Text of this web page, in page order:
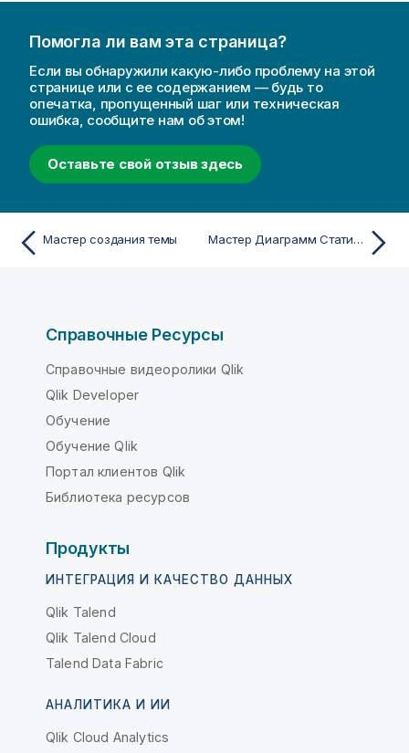
Помогла ли вам эта страница?
Если вы обнаружили какую-либо проблему на этой
странице или с ее содержанием — будь то
опечатка, пропущенный шаг или техническая
ошибка, сообщите нам об этом!
Оставьте свой отзыв здесь
Мастер создания темы Мастер Диаграмм Статистики
Справочные Ресурсы
Справочные видеоролики Qlik
Qlik Developer
Обучение
Обучение Qlik
Портал клиентов Qlik
Библиотека ресурсов
Продукты
ИНТЕГРАЦИЯ И КАЧЕСТВО ДАННЫХ
Qlik Talend
Qlik Talend Cloud
Talend Data Fabric
АНАЛИТИКА И ИИ
Qlik Cloud Analytics